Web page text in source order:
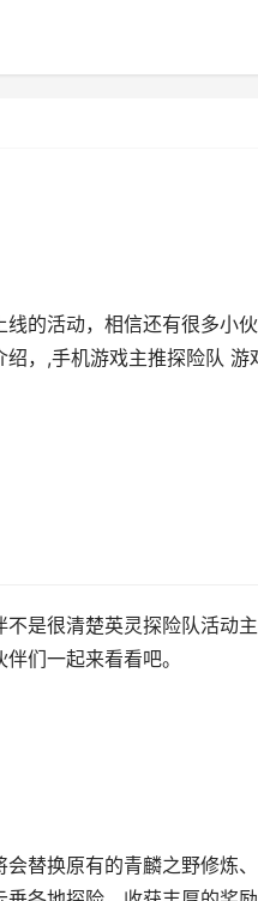
的活动，相信还有很多小
，,手机游戏主推探险队 游
是很清楚英灵探险队活动
们一起来看看吧。
替换原有的青麟之野修炼